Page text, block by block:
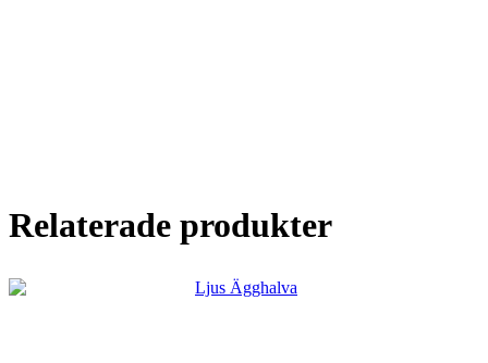
Relaterade produkter